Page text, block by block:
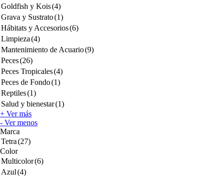
Goldfish y Kois(4)
Grava y Sustrato(1)
Hábitats y Accesorios(6)
Limpieza(4)
Mantenimiento de Acuario(9)
Peces(26)
Peces Tropicales(4)
Peces de Fondo(1)
Reptiles(1)
Salud y bienestar(1)
+ Ver más
- Ver menos
Marca
Tetra(27)
Color
Multicolor(6)
Azul(4)